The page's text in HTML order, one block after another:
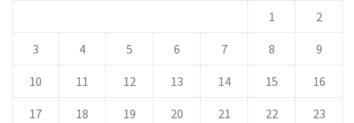
1
2
3 4 5 6 7 8 9
10 11 12 13 14 15 16
17 18 19 20 21 22 23